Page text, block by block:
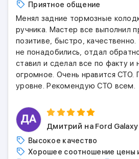
Приятное общение
Менял задние тормозные
ручника. Мастер все выполнил
позитиве, быстро,
не понадобились, отдал
ставил и сделал все по факту и
огромное. Очень нравится СТО.
уровне. Рекомендую СТО всем.
Дмитрий на Ford Galaxy
Высокое качество
Хорошее соотношение цены